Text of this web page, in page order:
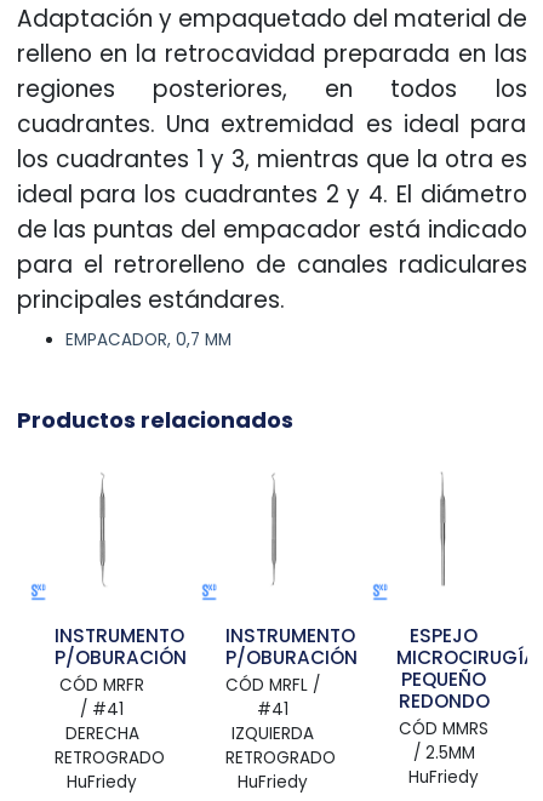
Adaptación y empaquetado del material de
relleno en la retrocavidad preparada en las
regiones posteriores, en todos los
cuadrantes. Una extremidad es ideal para
los cuadrantes 1 y 3, mientras que la otra es
ideal para los cuadrantes 2 y 4. El diámetro
de las puntas del empacador está indicado
para el retrorelleno de canales radiculares
principales estándares.
EMPACADOR, 0,7 MM
Productos relacionados
INSTRUMENTO
P/OBURACIÓN
CÓD MRFR
DERECHA
RETROGRADO
HuFriedy
INSTRUMENTO
P/OBURACIÓN
CÓD MRFL /
IZQUIERDA
RETROGRADO
HuFriedy
ESPEJO
MICROCIRUGÍA
PEQUEÑO
REDONDO
CÓD MMRS
/ 2.5MM
HuFriedy